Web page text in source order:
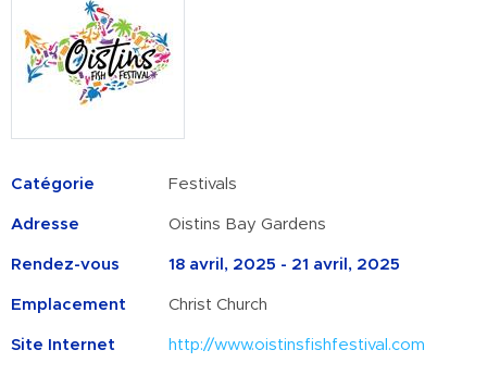
Catégorie Festivals
Adresse Oistins Bay Gardens
Rendez-vous 18 avril, 2025 - 21 avril, 2025
Emplacement Christ Church
Site Internet http://www.oistinsfishfestival.com